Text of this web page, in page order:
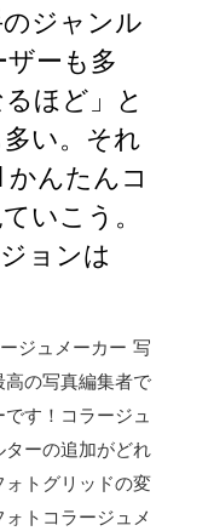
ジャンル
ーも多
ほど」と
い。それ
んたんコ
いこう。
ョンは
ジュメーカー 写
の写真編集者で
す！コラージュ
ーの追加がどれ
トグリッドの変
トコラージュメ